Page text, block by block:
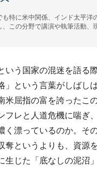
も特に米中関係、インド太平洋
この分野で講演や執筆活動、
いう国家の混迷を語る
」という言葉がしばし
米屈指の富を誇ったこ
フレと人道危機に喘ぎ
く漂っているのか。そ
奪というよりも、資源
生じた「底なしの泥沼